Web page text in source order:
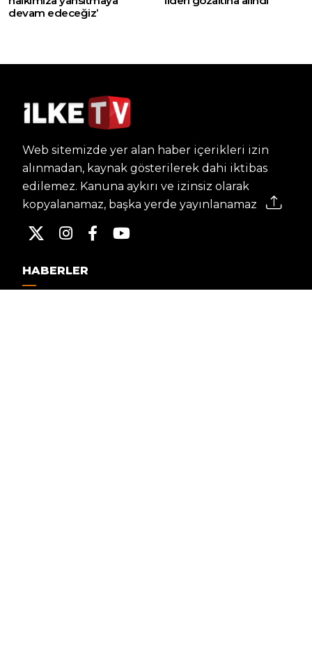
devam edeceğiz’
Web sitemizde yer alan haber içerikleri izin
alınmadan, kaynak gösterilerek dahi iktibas
edilemez. Kanuna aykırı ve izinsiz olarak
kopyalanamaz, başka yerde yayınlanamaz.
HABERLER